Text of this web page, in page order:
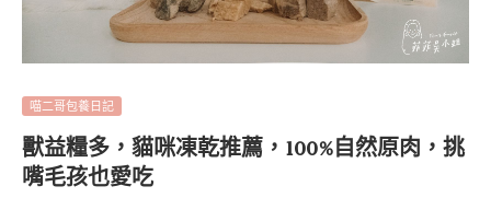
喵二哥包養日記
獸益糧多，貓咪凍乾推薦，100%自然原肉，挑
嘴毛孩也愛吃